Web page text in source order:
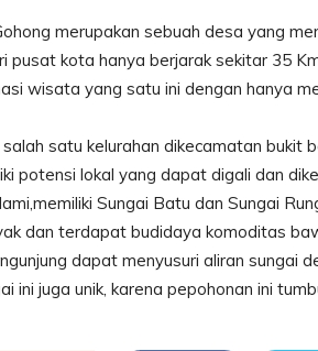
merupakan sebuah desa yang
pusat kota hanya berjarak sekitar 35
wisata yang satu ini dengan hanya
satu kelurahan dikecamatan bukit
potensi lokal yang dapat digali dan
Sungai Batu dan Sungai
dan terdapat budidaya komoditas
dapat menyusuri aliran sungai
ini juga unik, karena pepohonan ini